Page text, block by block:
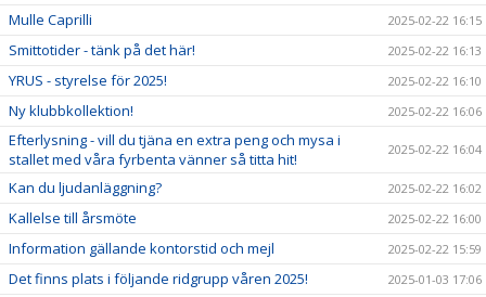
Mulle Caprilli 2025-02-22 16:15
Smittotider - tänk på det här! 2025-02-22 16:13
YRUS - styrelse för 2025! 2025-02-22 16:10
Ny klubbkollektion! 2025-02-22 16:06
Efterlysning - vill du tjäna en extra peng och mysa i
stallet med våra fyrbenta vänner så titta hit!
2025-02-22 16:04
Kan du ljudanläggning? 2025-02-22 16:02
Kallelse till årsmöte 2025-02-22 16:00
Information gällande kontorstid och mejl 2025-02-22 15:59
Det finns plats i följande ridgrupp våren 2025! 2025-01-03 17:06